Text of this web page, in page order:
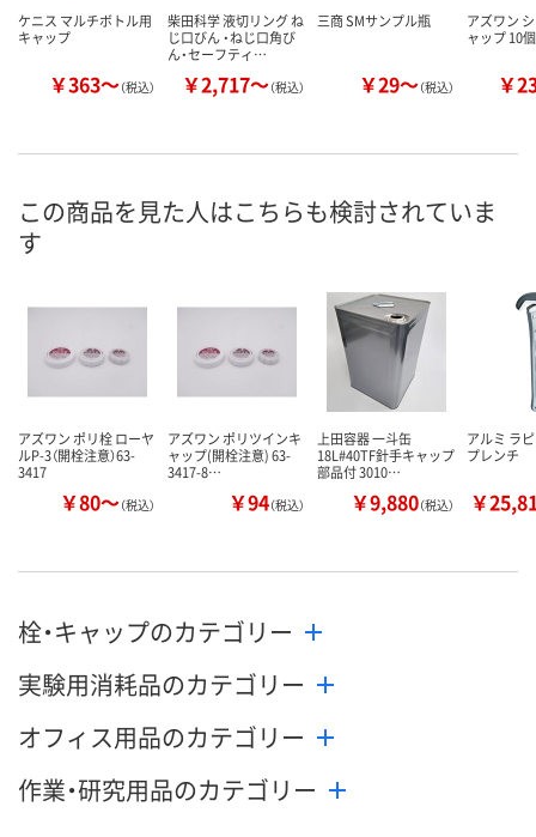
ケニス マルチボトル用
キャップ
￥363～（税込）
柴田科学 液切リング ね
じ口びん ・ねじ口角び
ん・セーフティ…
￥2,717～（税込）
三商 SMサンプル瓶
￥29～（税込）
アズワン
ャップ 10
￥
この商品を見た人はこちらも検討されていま
す
アズワン ポリ栓 ローヤ
ルP-3（開栓注意）63-
3417
￥80～（税込）
アズワン ポリツインキ
ャップ(開栓注意) 63-
3417-8…
￥94（税込）
上田容器 一斗缶
18L#40TF針手キャップ
部品付 3010…
￥9,880（税込）
アルミ ラ
プレンチ
￥
栓・キャップのカテゴリー
実験用消耗品のカテゴリー
オフィス用品のカテゴリー
作業・研究用品のカテゴリー